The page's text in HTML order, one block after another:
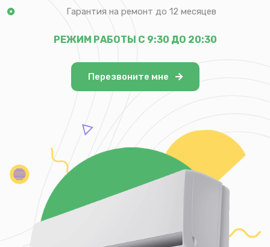
Гарантия на ремонт до 12 месяцев
РЕЖИМ РАБОТЫ С 9:30 ДО 20:30
Перезвоните мне